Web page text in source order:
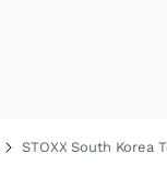
STOXX South Korea